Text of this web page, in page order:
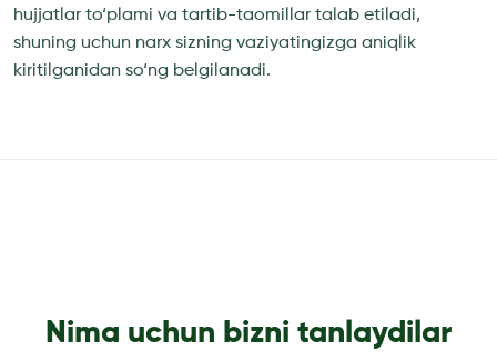
hujjatlar to‘plami va tartib-taomillar talab etiladi,
shuning uchun narx sizning vaziyatingizga aniqlik
kiritilganidan so‘ng belgilanadi.
Nima uchun bizni tanlaydilar